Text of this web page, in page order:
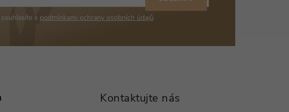
s podmínkami ochrany osobních údajů